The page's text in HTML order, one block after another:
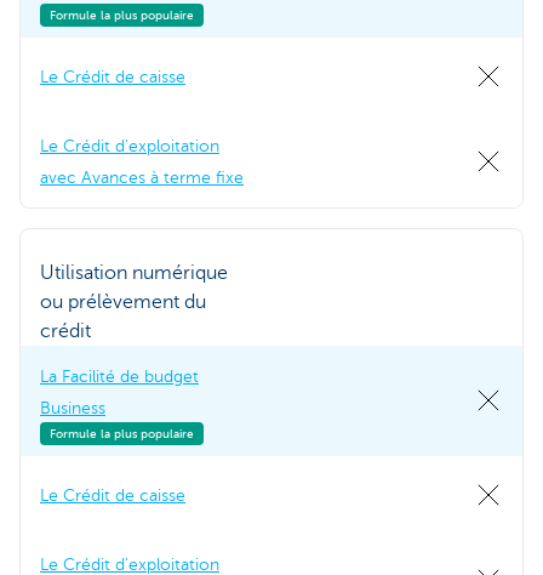
Formule la plus populaire
Le Crédit de caisse
Le Crédit d'exploitation
avec Avances à terme fixe
Utilisation numérique
ou prélèvement du
crédit
La Facilité de budget
Business
Formule la plus populaire
Le Crédit de caisse
Le Crédit d'exploitation